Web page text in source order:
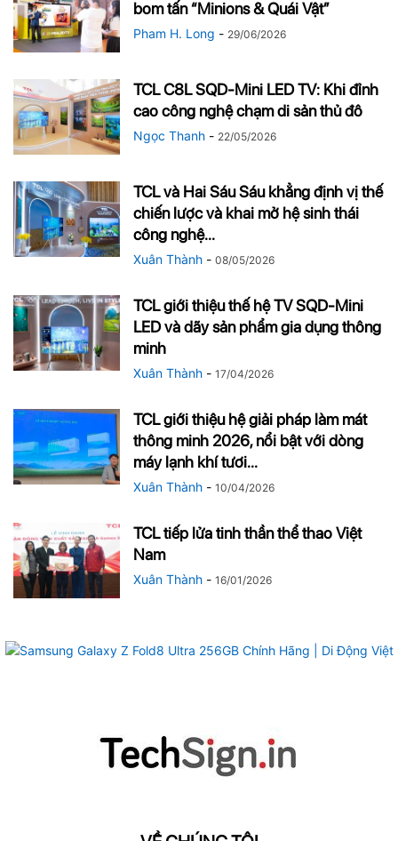
bom tấn “Minions & Quái Vật”
Pham H. Long - 29/06/2026
TCL C8L SQD-Mini LED TV: Khi đỉnh
cao công nghệ chạm di sản thủ đô
Ngọc Thanh - 22/05/2026
TCL và Hai Sáu Sáu khẳng định vị thế
chiến lược và khai mở hệ sinh thái
công nghệ...
Xuân Thành - 08/05/2026
TCL giới thiệu thế hệ TV SQD-Mini
LED và dãy sản phẩm gia dụng thông
minh
Xuân Thành - 17/04/2026
TCL giới thiệu hệ giải pháp làm mát
thông minh 2026, nổi bật với dòng
máy lạnh khí tươi...
Xuân Thành - 10/04/2026
TCL tiếp lửa tinh thần thể thao Việt
Nam
Xuân Thành - 16/01/2026